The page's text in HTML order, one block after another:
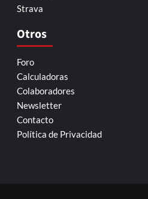
Strava
Otros
Foro
Calculadoras
Colaboradores
Newsletter
Contacto
Política de Privacidad